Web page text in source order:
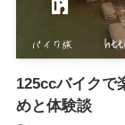
125ccバイクで
めと体験談